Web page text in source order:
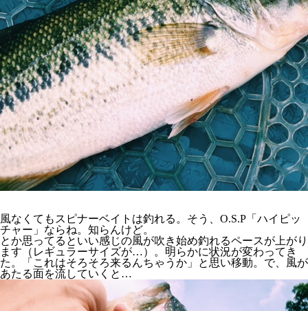
風なくてもスピナーベイトは釣れる。そう、O.S.P「ハイピッ
チャー」ならね。知らんけど。
とか思ってるといい感じの風が吹き始め釣れるペースが上がり
ます（レギュラーサイズが…）。明らかに状況が変わってき
た。「これはそろそろ来るんちゃうか」と思い移動。で、風が
あたる面を流していくと…